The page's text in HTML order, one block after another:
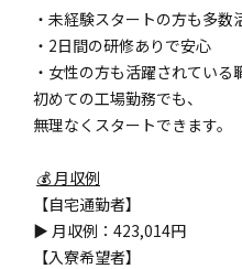
・未経験スタートの方も多数
・2日間の研修ありで安心
・女性の方も活躍されている
初めての工場勤務でも、
無理なくスタートできます。
💰 月収例
【自宅通勤者】
▶ 月収例：423,014円
【入寮希望者】